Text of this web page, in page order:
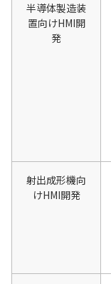
半導体製造装
置向けHMI開
発
射出成形機向
けHMI開発